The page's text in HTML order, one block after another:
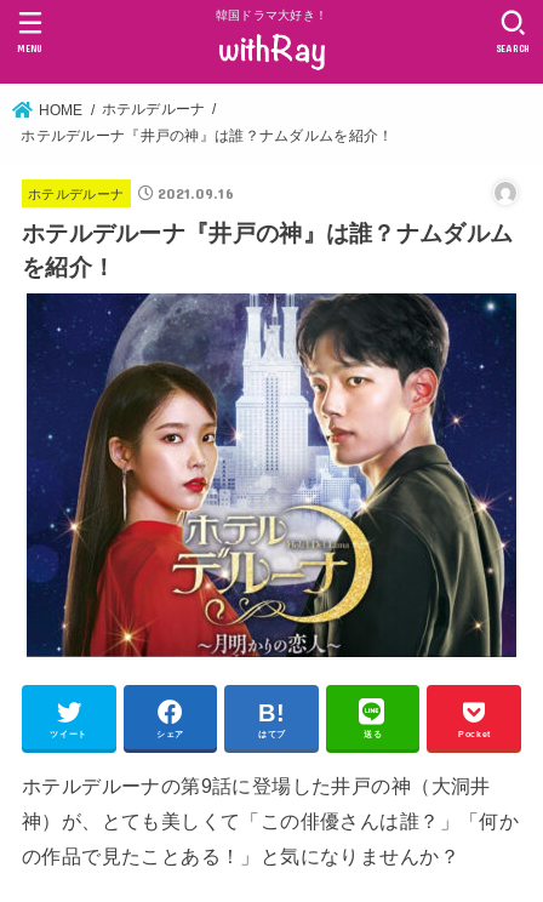
韓国ドラマ大好き！
SEARCH
MENU
HOME
ホテルデルーナ
ホテルデルーナ『井戸の神』は誰？ナムダルムを紹介！
ホテルデルーナ 2021.09.16
ホテルデルーナ『井戸の神』は誰？ナムダルム
を紹介！
ツイート シェア はてブ 送る Pocket
ホテルデルーナの第9話に登場した井戸の神（大洞井
神）が、とても美しくて「この俳優さんは誰？」「何か
の作品で見たことある！」と気になりませんか？